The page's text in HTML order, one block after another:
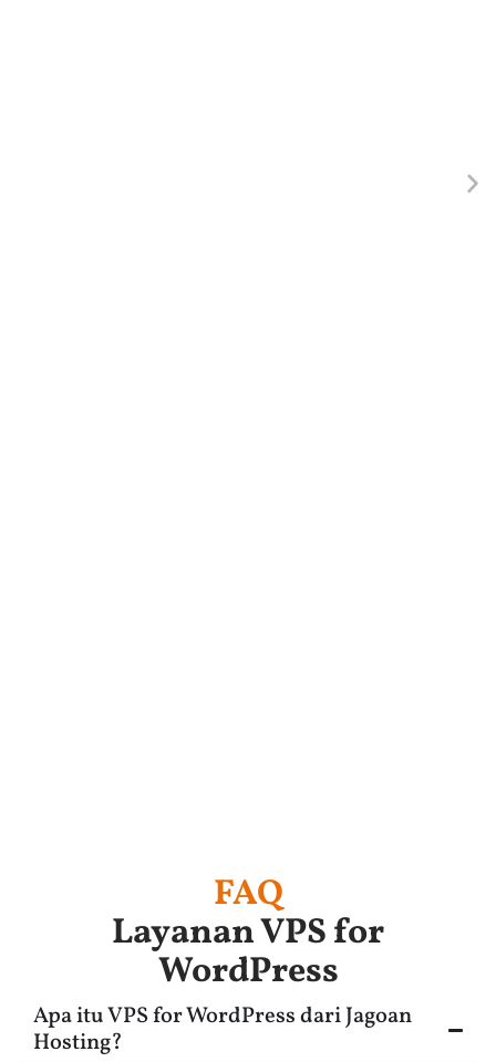
FAQ
Layanan VPS for
WordPress
Apa itu VPS for WordPress dari Jagoan
Hosting?